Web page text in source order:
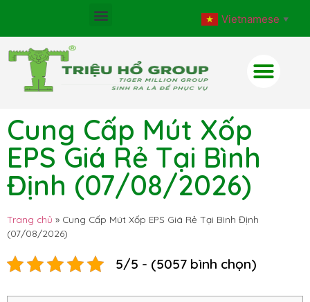
Vietnamese ▼
Cung Cấp Mút Xốp
EPS Giá Rẻ Tại Bình
Định (07/08/2026)
Trang chủ » Cung Cấp Mút Xốp EPS Giá Rẻ Tại Bình Định
(07/08/2026)
5/5 - (5057 bình chọn)